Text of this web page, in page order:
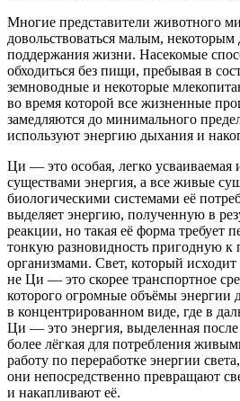
Многие представители животного
довольствоваться малым,
поддержания жизни. Насекомые
обходиться без пищи, пребывая в
земноводные и некоторые
во время которой все жизненные
замедляются до минимального
используют энергию дыхания и
Ци — это особая, легко
существами энергия, а все живые
биологическими системами её
выделяет энергию, полученную в
реакции, но такая её форма требует
тонкую разновидность пригодную
организмами. Свет, который
не Ци — это скорее транспортное
которого огромные объёмы энергии
в концентрированном виде, где в
Ци — это энергия, выделенная после
более лёгкая для потребления
работу по переработке энергии
они непосредственно превращают
и накапливают её.